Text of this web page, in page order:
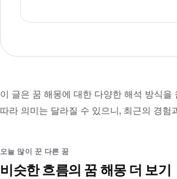
이 글은 꿈 해몽에 대한 다양한 해석 방식
따라 의미는 달라질 수 있으니, 최근의 경험
오늘 많이 꾼 다른 꿈
비슷한 흐름의 꿈 해몽 더 보기